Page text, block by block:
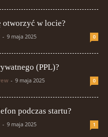
otworzyć w locie?
- 9 maja 2025 0
(PPL)?
- 9 maja 2025 0
podczas startu?
- 9 maja 2025 1